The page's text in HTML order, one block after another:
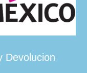
Devolucion